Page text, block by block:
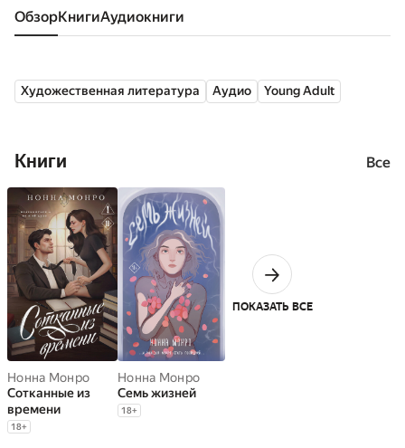
Обзор книги аудиокниги
Художественная литература Аудио Young Adult
Книги Все
Нонна Монро
Сотканные из
времени
18+
Нонна Монро
Семь жизней
18+
ПОКАЗАТЬ ВСЕ